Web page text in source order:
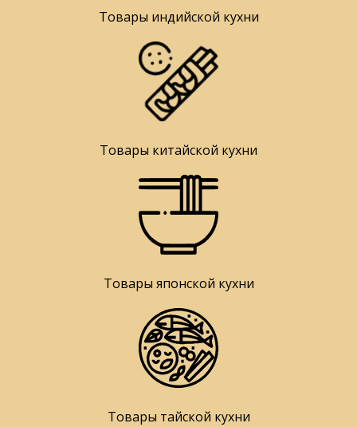
Товары индийской кухни
Товары китайской кухни
Товары японской кухни
Товары тайской кухни